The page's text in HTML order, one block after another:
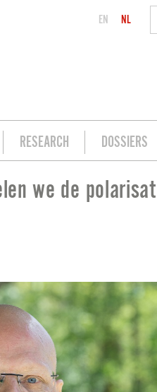
EN NL
RESEARCH DOSSIERS
we de